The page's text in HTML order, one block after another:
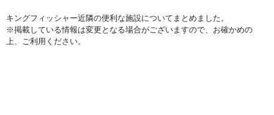
キングフィッシャー近隣の便利な施設についてまとめました。
※掲載している情報は変更となる場合がございますので、お確かめの
上、ご利用ください。